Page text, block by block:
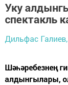
Уку
спектакль
Дильфас Галиев,
Шәһәребезнең
алдынгылары,